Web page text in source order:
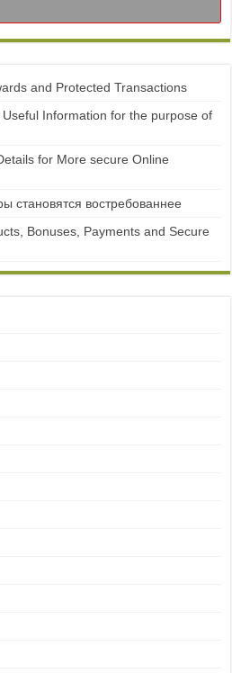
and Protected Transactions
Information for the purpose of
for More secure Online
становятся востребованнее
Bonuses, Payments and Secure